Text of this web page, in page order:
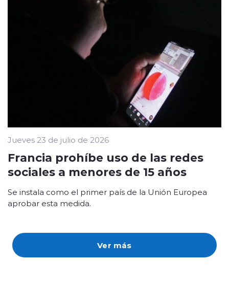
Ver más
Jueves 23 de julio de 2026
Francia prohíbe uso de las redes
sociales a menores de 15 años
Se instala como el primer país de la Unión Europea
aprobar esta medida.